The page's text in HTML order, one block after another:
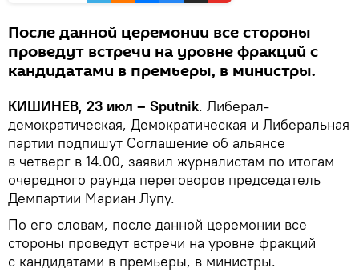
После данной церемонии все стороны
проведут встречи на уровне фракций с
кандидатами в премьеры, в министры.
КИШИНЕВ, 23 июл – Sputnik. Либерал-
демократическая, Демократическая и Либеральная
партии подпишут Соглашение об альянсе
в четверг в 14.00, заявил журналистам по итогам
очередного раунда переговоров председатель
Демпартии Мариан Лупу.
По его словам, после данной церемонии все
стороны проведут встречи на уровне фракций
с кандидатами в премьеры, в министры.